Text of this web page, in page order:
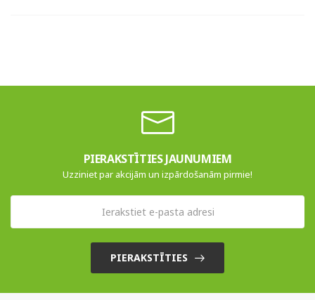
PIERAKSTĪTIES JAUNUMIEM
Uzziniet par akcijām un izpārdošanām pirmie!
PIERAKSTĪTIES